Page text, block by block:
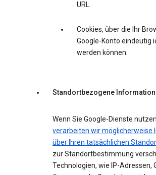
URL.
Cookies, über die Ihr
Google-Konto eindeutig
werden können.
Standortbezogene
Wenn Sie Google-Dienste
verarbeiten wir möglicherweise
über Ihren tatsächlichen
zur Standortbestimmung
Technologien, wie IP-Adressen,